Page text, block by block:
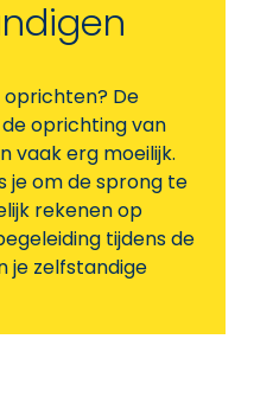
oprichten? De
oprichting van
vaak erg moeilijk.
je om de sprong te
rekenen op
tijdens de
je zelfstandige